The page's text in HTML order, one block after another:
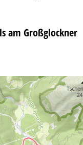
am Großglockner